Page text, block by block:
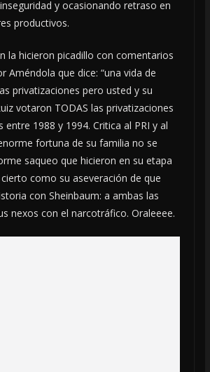
y ocasionando retraso en
productivos.
la hicieron picadillo con comentarios
Améndola que dice: “una vida de
privatizaciones pero usted y su
votaron TODAS las privatizaciones
entre 1988 y 1994. Critica al PRI y al
fortuna de su familia no se
saqueo que hicieron en su etapa
como su aseveración de que
con Sheinbaum: a ambas las
nexos con el narcotráfico. Oraleeee.